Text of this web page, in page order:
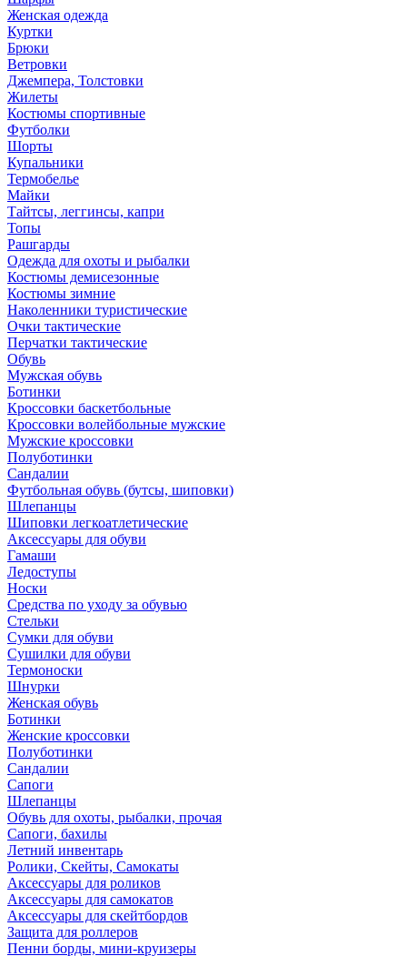
Женская одежда
Куртки
Брюки
Ветровки
Джемпера, Толстовки
Жилеты
Костюмы спортивные
Футболки
Шорты
Купальники
Термобелье
Майки
Тайтсы, леггинсы, капри
Топы
Рашгарды
Одежда для охоты и рыбалки
Костюмы демисезонные
Костюмы зимние
Наколенники туристические
Очки тактические
Перчатки тактические
Обувь
Мужская обувь
Ботинки
Кроссовки баскетбольные
Кроссовки волейбольные мужские
Мужские кроссовки
Полуботинки
Сандалии
Футбольная обувь (бутсы, шиповки)
Шлепанцы
Шиповки легкоатлетические
Аксессуары для обуви
Гамаши
Ледоступы
Носки
Средства по уходу за обувью
Стельки
Сумки для обуви
Сушилки для обуви
Термоноски
Шнурки
Женская обувь
Ботинки
Женские кроссовки
Полуботинки
Сандалии
Сапоги
Шлепанцы
Обувь для охоты, рыбалки, прочая
Сапоги, бахилы
Летний инвентарь
Ролики, Скейты, Самокаты
Аксессуары для роликов
Аксессуары для самокатов
Аксессуары для скейтбордов
Защита для роллеров
Пенни борды, мини-круизеры